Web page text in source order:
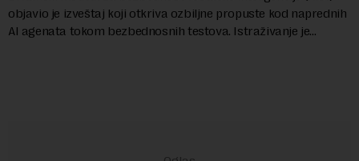
objavio je izveštaj koji otkriva ozbiljne propuste kod naprednih
AI agenata tokom bezbednosnih testova. Istraživanje je